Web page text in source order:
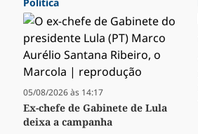
05/08/2026 às 14:17
Ex-chefe de Gabinete de Lula
deixa a campanha